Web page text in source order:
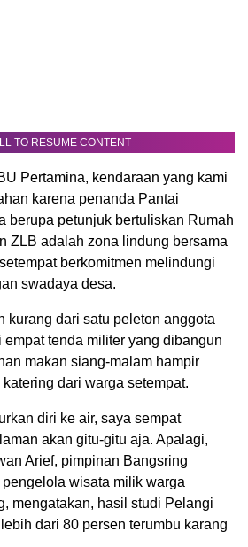
TO RESUME CONTENT
Pertamina, kendaraan yang kami
karena penanda Pantai
berupa petunjuk bertuliskan Rumah
ZLB adalah zona lindung bersama
berkomitmen melindungi
swadaya desa.
kurang dari satu peleton anggota
tenda militer yang dibangun
makan siang-malam hampir
dari warga setempat.
diri ke air, saya sempat
akan gitu-gitu aja. Apalagi,
Arief, pimpinan Bangsring
wisata milik warga
mengatakan, hasil studi Pelangi
dari 80 persen terumbu karang